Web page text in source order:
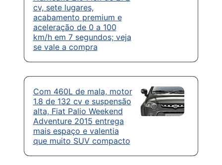
cv, sete lugares,
acabamento premium e
aceleração de 0 a 100
km/h em 7 segundos; veja
se vale a compra
Com 460L de mala, motor
1.8 de 132 cv e suspensão
alta, Fiat Palio Weekend
Adventure 2015 entrega
mais espaço e valentia
que muito SUV compacto